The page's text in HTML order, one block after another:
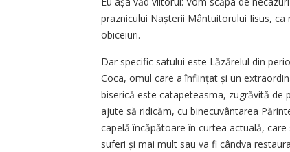
praznicului Nașterii Mântuitorului Iisus,
obiceiuri.
Dar specific satului este Lăzărelul din
Coca, omul care a înființat și un
biserică este catapeteasma, zugrăvită de
ajute să ridicăm, cu binecuvântarea
capelă încăpătoare în curtea actuală,
suferi și mai mult sau va fi cândva